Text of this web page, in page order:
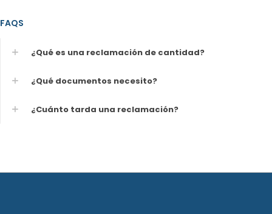
FAQS
¿Qué es una reclamación de cantidad?
¿Qué documentos necesito?
¿Cuánto tarda una reclamación?